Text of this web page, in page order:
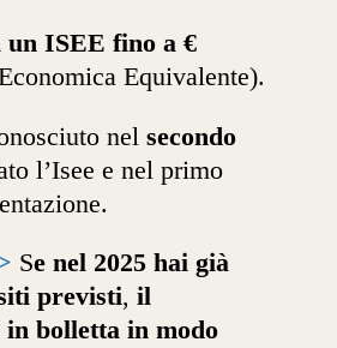
un ISEE fino a €
Equivalente).
nel secondo
l’Isee e nel primo
Se nel 2025 hai già
previsti, il
bolletta in modo